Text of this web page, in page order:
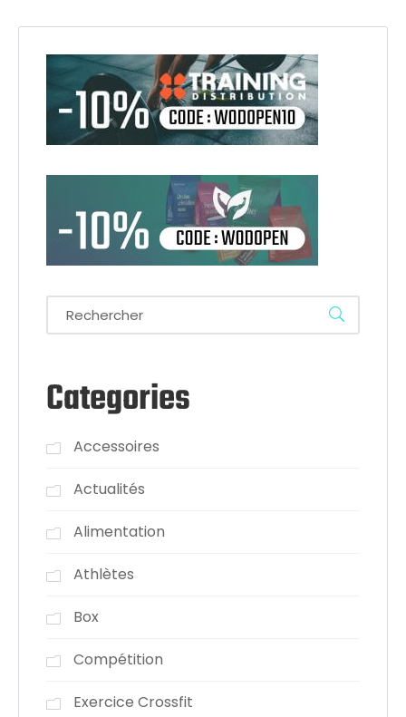
Categories
Accessoires
Actualités
Alimentation
Athlètes
Box
Compétition
Exercice Crossfit